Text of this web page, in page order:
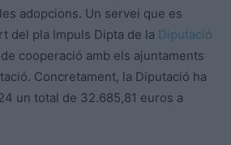
adopcions. Un servei que es
del pla Impuls Dipta de la Diputació
cooperació amb els ajuntaments
Concretament, la Diputació ha
un total de 32.685,81 euros a